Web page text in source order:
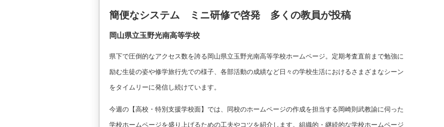
簡便なシステム ミニ研修で啓発 多くの教員が投稿
岡山県立玉野光南高等学校
県下で圧倒的なアクセス数を誇る岡山県立玉野光南高等学校ホームページ。定期考査直前まで勉強に
励む生徒の姿や修学旅行先での様子、各部活動の成績など日々の学校生活におけるさまざまなシーン
をタイムリーに発信し続けています。
今週の【高校・特別支援学校面】では、同校のホームページの作成を担当する岡崎則武教諭に伺った
学校ホームページを盛り上げるための工夫やコツを紹介します。組織的・継続的な学校ホームページ